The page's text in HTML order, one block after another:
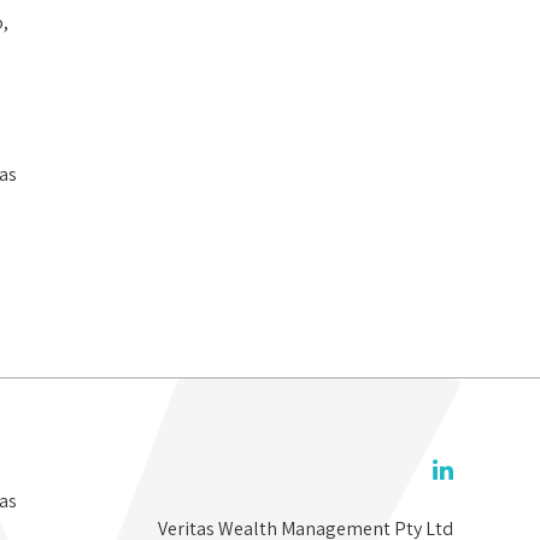
Veritas Wealth Management Pty Ltd